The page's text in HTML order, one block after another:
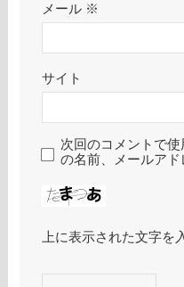
メール ※
サイト
次回のコメントで
の名前、メールアド
上に表示された文字を